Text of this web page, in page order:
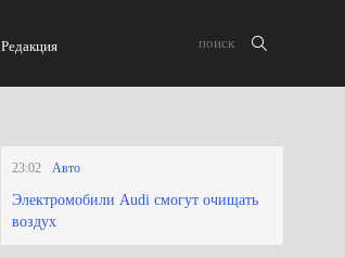
Редакция
23:02 Авто
Электромобили Audi смогут очищать
воздух